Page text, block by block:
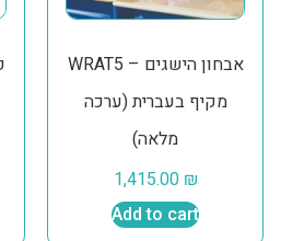
WRAT5 – אבחון הישגים
מקיף בעברית (ערכה
מלאה)
1,415.00 ₪
Add to cart